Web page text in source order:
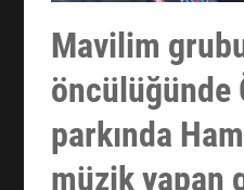
Mavilim
öncülüğünde
parkında
müzik yapan